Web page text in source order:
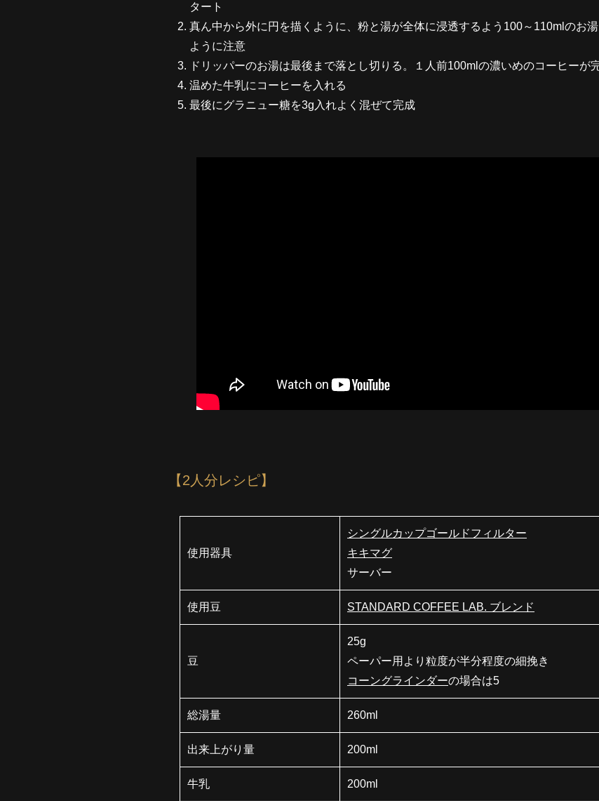
タート
真ん中から外に円を描くように、粉と湯が全体に浸透するよう100～110mlのお
ように注意
ドリッパーのお湯は最後まで落とし切りる。１人前100mlの濃いめのコーヒーが
温めた牛乳にコーヒーを入れる
最後にグラニュー糖を3g入れよく混ぜて完成
【2人分レシピ】
使用器具
シングルカップゴールドフィルター
キキマグ
サーバー
使用豆 STANDARD COFFEE LAB. ブレンド
豆
25g
ペーパー用より粒度が半分程度の細挽き
コーングラインダーの場合は5
総湯量 260ml
出来上がり量 200ml
牛乳 200ml